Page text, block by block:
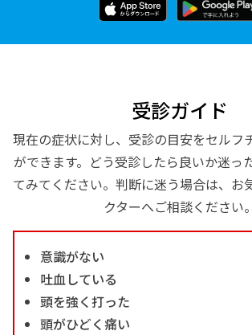
受診ガイド
現在の症状に対し、受診の目安をセルフ
ができます。どう受診したら良いか迷っ
てみてください。判断に迷う場合は、お
クターへご相談ください。
意識がない
吐血している
頭を強く打った
頭がひどく痛い